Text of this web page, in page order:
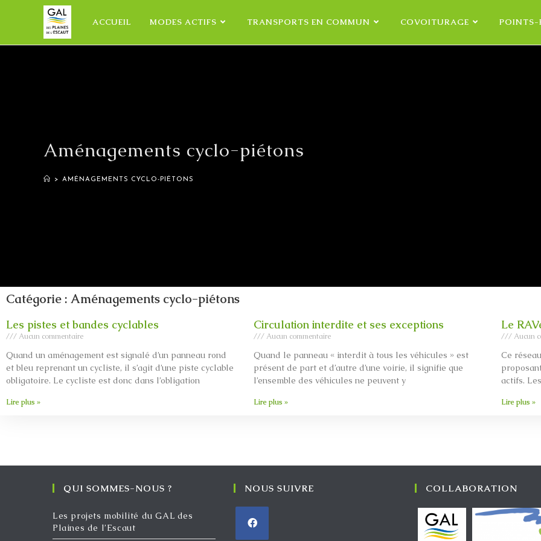
ACCUEIL MODES ACTIFS TRANSPORTS EN COMMUN COVOITURAGE POINTS-
Aménagements cyclo-piétons
> AMÉNAGEMENTS CYCLO-PIÉTONS
Catégorie : Aménagements cyclo-piétons
Les pistes et bandes cyclables
Aucun commentaire
Quand un aménagement est signalé d’un panneau rond
et bleu reprenant un cycliste, il s’agit d’une piste cyclable
obligatoire. Le cycliste est donc dans l’obligation
Lire plus »
Circulation interdite et ses exceptions
Aucun commentaire
Quand le panneau « interdit à tous les véhicules » est
présent de part et d’autre d’une voirie, il signifie que
l’ensemble des véhicules ne peuvent y
Lire plus »
Le
Aucun
Ce
actifs.
Lire plus »
QUI SOMMES-NOUS ?
Les projets mobilité du GAL des
Plaines de l’Escaut
NOUS SUIVRE COLLABORATION